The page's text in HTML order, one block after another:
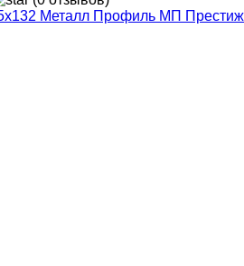
Металл Профиль МП Престиж